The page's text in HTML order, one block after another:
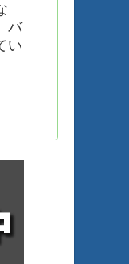
バ
い